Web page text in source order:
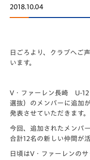
2018.10.04
日ごろより、クラブへご
います。
V・ファーレン長崎 U-12
選抜）のメンバーに追加
発表させていただきます。
今回、追加されたメンバ
合計12名の新しい仲間が
日頃はV・ファーレンの